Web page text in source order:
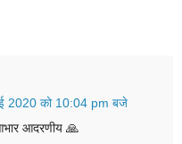
2020 को 10:04 pm बजे
आदरणीय 🙏